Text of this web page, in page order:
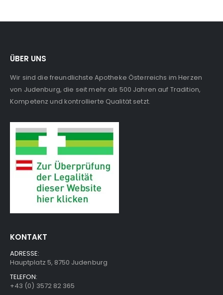
ÜBER UNS
Wir sind die freundlichste Apotheke Österreichs im Herzen
von Judenburg, die seit mehr als 500 Jahren auf Tradition,
Kompetenz und kontrollierte Qualität setzt.
KONTAKT
ADRESSE:
Hauptplatz 5, 8750 Judenburg
TELEFON:
+43 (0) 3572 82 365